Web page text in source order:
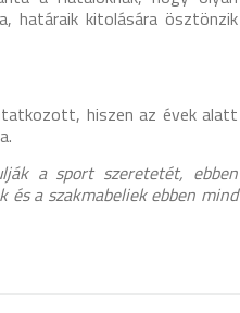
határaik kitolására ösztönzik
hiszen az évek alatt
a sport szeretetét, ebben
a szakmabeliek ebben mind